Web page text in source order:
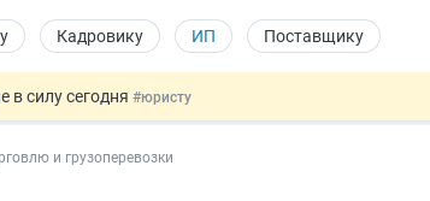
Кадровику ИП Поставщику
в силу сегодня #юристу
физлиц из недружественных стран
и грузоперевозки